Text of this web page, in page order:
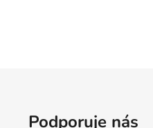
Podporuje nás